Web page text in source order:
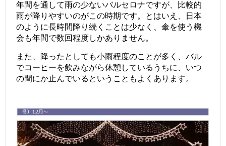
年間を通して雨の少ないバルセロナですが、比較的
雨が降りやすいのがこの時期です。
とはいえ、日本
のように長時間降り続くことは少なく、傘を使う機
会も年間で数回程度しかありません。
また、降ったとしても小雨程度のことが多く、バル
でコーヒーを飲みながら休憩しているうちに、いつ
の間にか止んでいるということもよくあります。